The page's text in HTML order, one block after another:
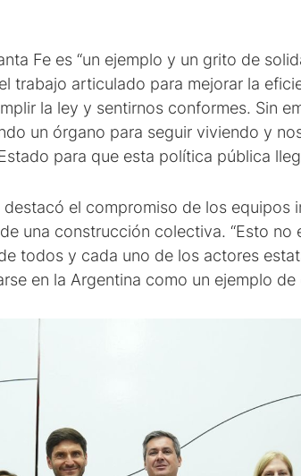
Fe es “un ejemplo y un grito de
trabajo articulado para mejorar la
la ley y sentirnos conformes. Sin
un órgano para seguir viviendo y
para que esta política pública
el compromiso de los equipos
una construcción colectiva. “Esto no
todos y cada uno de los actores
en la Argentina como un ejemplo